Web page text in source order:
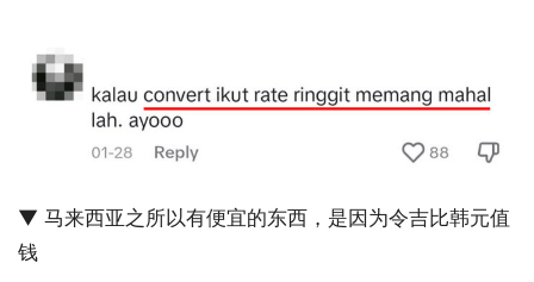
▼ 马来西亚之所以有便宜的东西，是因为令吉比韩元值
钱